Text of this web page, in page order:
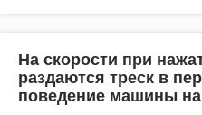
На скорости при
раздаются треск в
поведение машины на